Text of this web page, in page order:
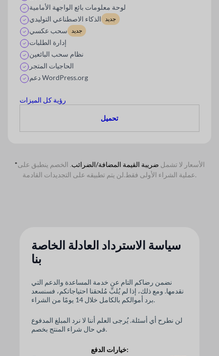
لوحة معلومات بائع الواجهة الأمامية
الذكاء الاصطناعي التوليدي جديد
سحب عكسي جديد
إدارة الطلبات
نظام سحب البائعين
الحاجيات المتجر
دعم WordPress.org
رؤية كل الميزات
تحميل
* الأسعار لا تشمل ضريبة القيمة المضافة/الضرائب. الخصم ينطبق على
عملية الشراء الأولى فقط.لن يتم تطبيقه على التجديدات القادمة.
سياسة الاسترداد العادلة الخاصة
بنا
نضمن رضاكم التام عن خدمة المساعدة والدعم التي
نقدمها. ومع ذلك، إذا لم يُلبِّ مُلحقنا احتياجاتكم، فسنسعد
برد أموالكم بالكامل خلال 14 يومًا من الشراء.
لن نطرح أي أسئلة. يُرجى العلم أننا لا نرد المبلغ المدفوع
في حال شراء المنتج بخصم.
خيارات الدفع: